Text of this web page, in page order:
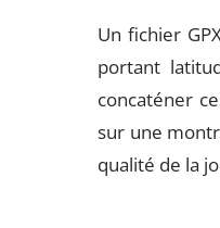
Un fichier
portant
concaténer
sur une
qualité de la